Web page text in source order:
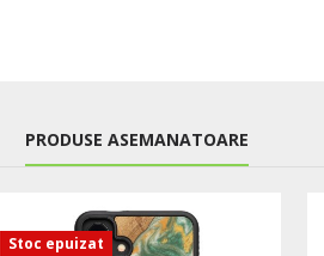
PRODUSE ASEMANATOARE
Stoc epuizat